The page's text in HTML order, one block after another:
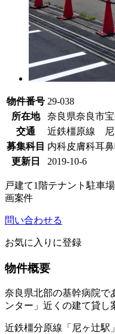
物件番号 29-038
所在地
奈良県奈良市
交通
近鉄橿原線 尼
募集科目 内科皮膚科耳
更新日
2019-10-6
戸建て1階テナント 駐車
画案件
問い合わせる
お気に入りに登録
物件概要
奈良県北部の基幹病院で
ンター」近くの建て貸し
近鉄橿分原線「尼ヶ辻駅